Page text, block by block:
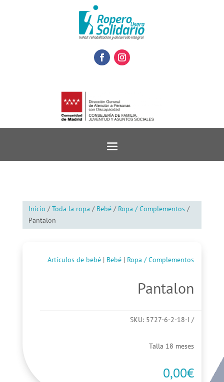
Inicio /Toda la ropa / Bebé/ Ropa / Complementos/
Pantalon
Artículos de bebé | Bebé | Ropa / Complementos
Pantalon
SKU: 5727-6-2-18-I
Talla 18 meses
0,00€